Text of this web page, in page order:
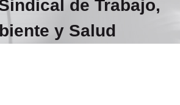
de Trabajo,
y Salud